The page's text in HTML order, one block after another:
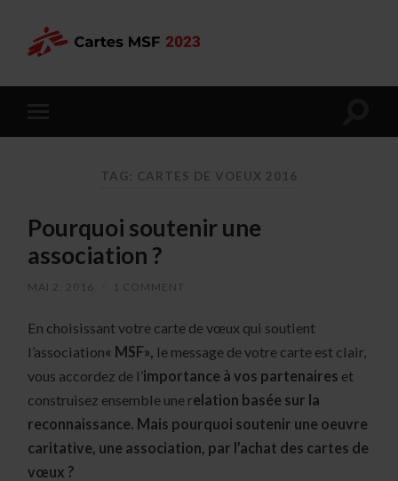
TAG: CARTES DE VOEUX 2016
Pourquoi soutenir une
association ?
MAI 2, 2016 1 COMMENT
En choisissant votre carte de vœux qui soutient
l’association« MSF», le message de votre carte est clair,
vous accordez de l’importance à vos partenaires et
construisez ensemble une relation basée sur la
reconnaissance. Mais pourquoi soutenir une oeuvre
caritative, une association, par l’achat des cartes de
vœux ?